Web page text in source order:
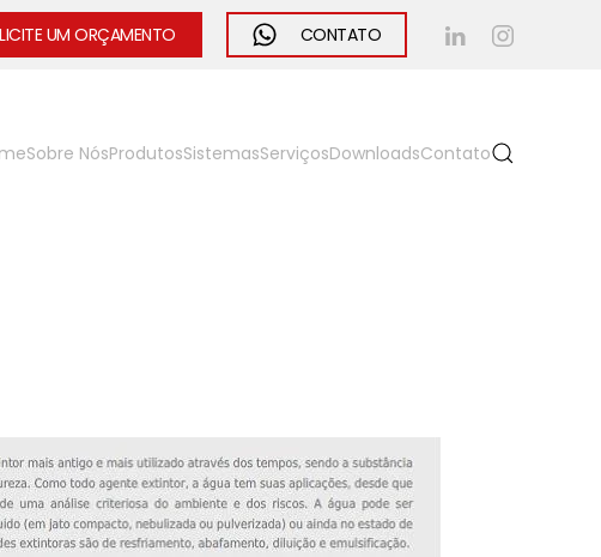
UM ORÇAMENTO CONTATO
Sobre NósProdutosSistemasServiçosDownloadsContato